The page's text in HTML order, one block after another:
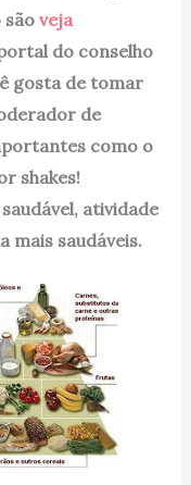
sãoveja
do conselho
gosta de tomar
de
como o
shakes!
atividade
mais saudáveis.